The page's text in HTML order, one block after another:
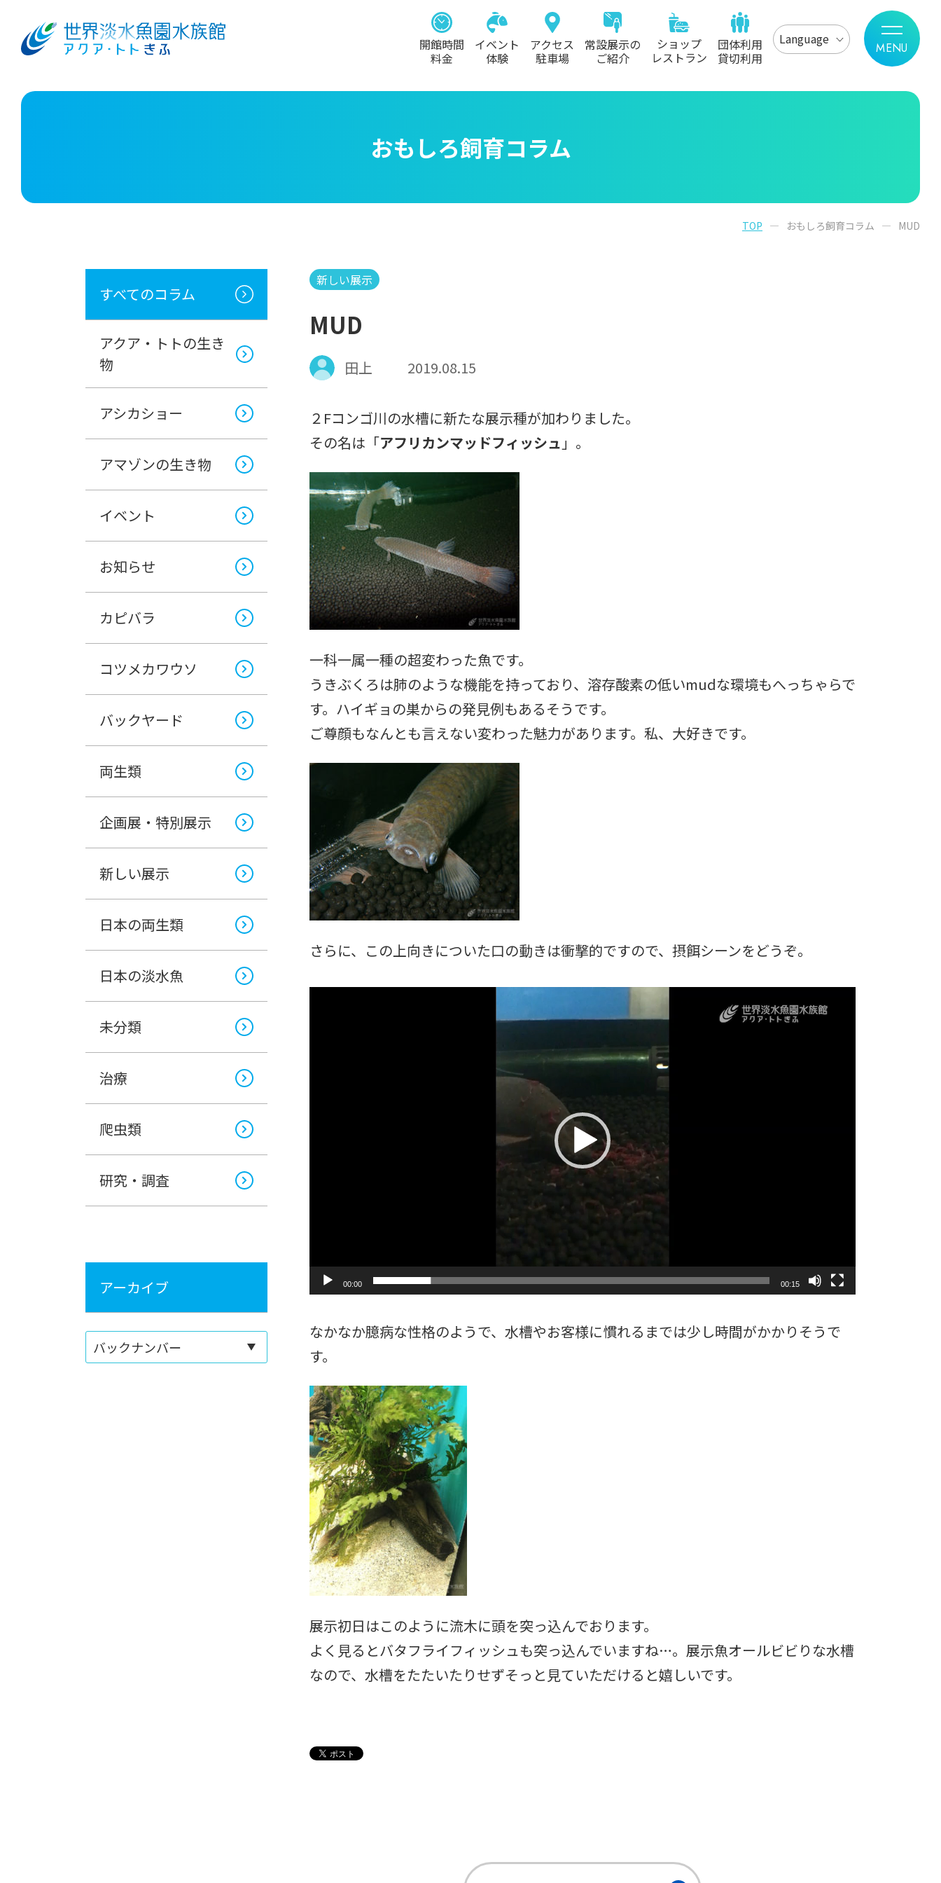
開館時間
料金
イベント
体験
アクセス
駐車場
常設展示の
ご紹介
ショップ
レストラン
団体利用
貸切利用
Language
おもしろ飼育コラム
TOP おもしろ飼育コラム MUD
すべてのコラム
アクア・トトの生き
物
アシカショー
アマゾンの生き物
イベント
お知らせ
カピバラ
コツメカワウソ
バックヤード
両生類
企画展・特別展示
新しい展示
日本の両生類
日本の淡水魚
未分類
治療
爬虫類
研究・調査
アーカイブ
新しい展示
MUD
田上 2019.08.15
２Fコンゴ川の水槽に新たな展示種が加わりました。
その名は「アフリカンマッドフィッシュ 」。
一科一属一種の超変わった魚です。
うきぶくろは肺のような機能を持っており、溶存酸素の低いmudな環境もへっちゃらで
す。ハイギョの巣からの発見例もあるそうです。
ご尊顔もなんとも言えない変わった魅力があります。私、大好きです。
さらに、この上向きについた口の動きは衝撃的ですので、摂餌シーンをどうぞ。
00:00 00:15
なかなか臆病な性格のようで、水槽やお客様に慣れるまでは少し時間がかかりそうで
す。
展示初日はこのように流木に頭を突っ込んでおります。
よく見るとバタフライフィッシュも突っ込んでいますね…。展示魚オールビビりな水槽
なので、水槽をたたいたりせずそっと見ていただけると嬉しいです。